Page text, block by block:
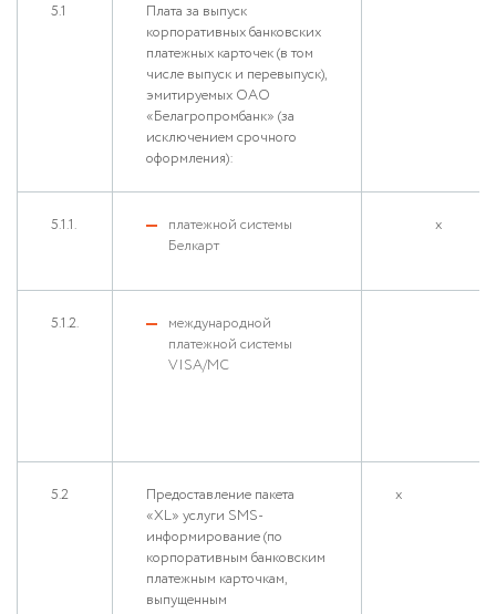
5.1
Плата за выпуск
корпоративных банковских
платежных карточек (в том
числе выпуск и перевыпуск),
эмитируемых ОАО
«Белагропромбанк» (за
исключением срочного
оформления):
5.1.1.
платежной системы
Белкарт
х
5.1.2.
международной
платежной системы
VISA/MC
5.2
Предоставление пакета
«XL» услуги SMS-
информирование (по
корпоративным банковским
платежным карточкам,
выпущенным
х